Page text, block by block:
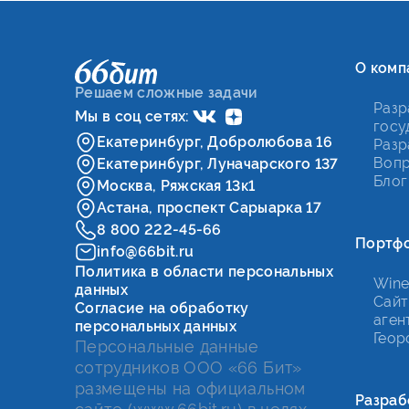
Решаем сложные задачи
Мы в соц сетях:
Екатеринбург, Добролюбова 16
Екатеринбург, Луначарского 137
Москва, Ряжская 13к1
Астана, проспект Сарыарка 17
8 800 222-45-66
info@66bit.ru
Политика в области персональных
данных
Согласие на обработку
персональных данных
Персональные данные
сотрудников ООО «66 Бит»
размещены на официальном
О
Блог